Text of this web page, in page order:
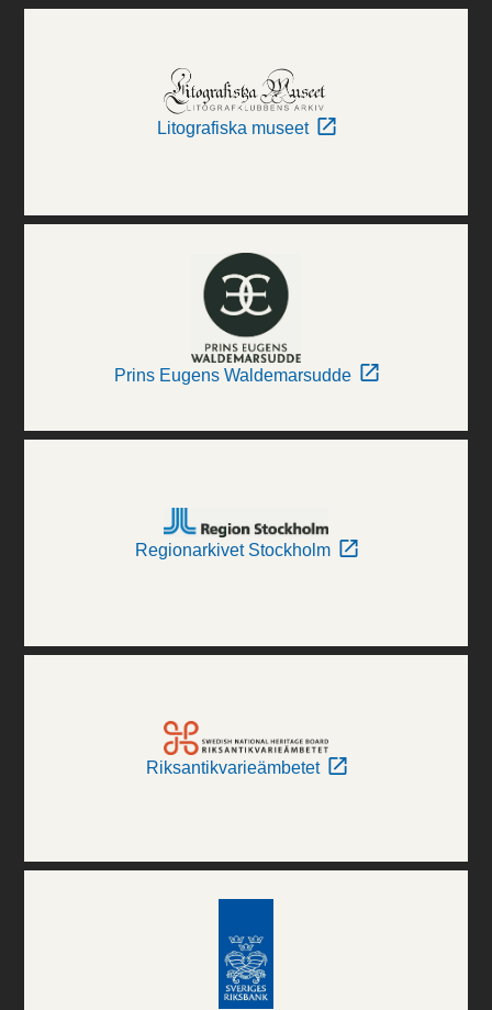
Litografiska museet
Prins Eugens Waldemarsudde
Regionarkivet Stockholm
Riksantikvarieämbetet